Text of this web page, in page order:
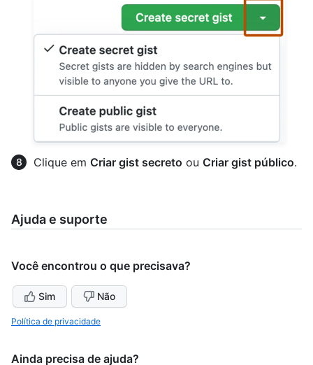
Clique em Criar gist secreto ou Criar gist público.
Ajuda e suporte
Você encontrou o que precisava?
Sim Não
Política de privacidade
Ainda precisa de ajuda?